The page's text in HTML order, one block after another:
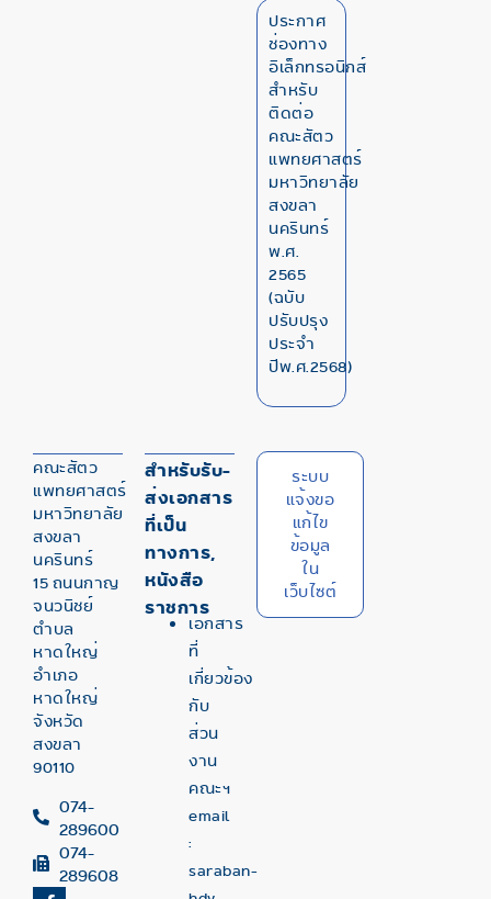
ประกาศ
ช่องทาง
อิเล็กทรอนิกส์
สำหรับ
ติดต่อ
คณะสัตว
แพทยศาสตร์
มหาวิทยาลัย
สงขลา
นครินทร์
พ.ศ.
2565
(ฉบับ
ปรับปรุง
ประจำ
ปีพ.ศ.2568)
คณะสัตว
แพทยศาสตร์
มหาวิทยาลัย
สงขลา
นครินทร์
15 ถนนกาญ
จนวนิชย์
ตำบล
หาดใหญ่
อำเภอ
หาดใหญ่
จังหวัด
สงขลา
90110
074-
289600
074-
289608
สำหรับรับ-
ส่งเอกสาร
ที่เป็น
ทางการ,
หนังสือ
ราชการ
เอกสาร
ที่
เกี่ยวข้อง
กับ
ส่วน
งาน
คณะฯ
email
:
saraban-
ระบบ
แจ้งขอ
แก้ไข
ข้อมูล
ใน
เว็บไซต์